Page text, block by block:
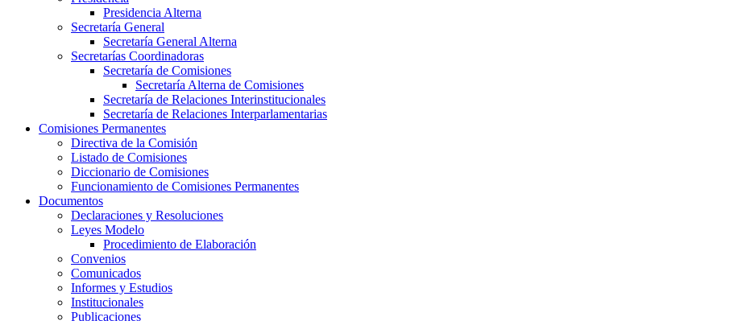
Presidencia Alterna
Secretaría General
Secretaría General Alterna
Secretarías Coordinadoras
Secretaría de Comisiones
Secretaría Alterna de Comisiones
Secretaría de Relaciones Interinstitucionales
Secretaría de Relaciones Interparlamentarias
Comisiones Permanentes
Directiva de la Comisión
Listado de Comisiones
Diccionario de Comisiones
Funcionamiento de Comisiones Permanentes
Documentos
Declaraciones y Resoluciones
Leyes Modelo
Procedimiento de Elaboración
Convenios
Comunicados
Informes y Estudios
Institucionales
Publicaciones